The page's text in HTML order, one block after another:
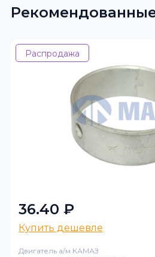
Распродажа
36.40 ₽
Купить дешевле
Двигатель а/м КАМАЗ